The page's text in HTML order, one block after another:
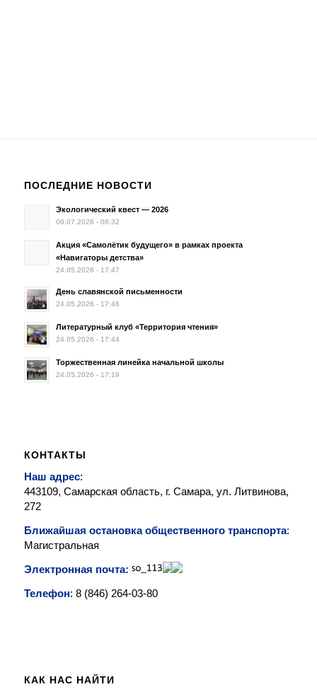
ПОСЛЕДНИЕ НОВОСТИ
Экологический квест — 2026
06.07.2026 - 08:32
Акция «Самолётик будущего» в рамках проекта
«Навигаторы детства»
24.05.2026 - 17:47
День славянской письменности
24.05.2026 - 17:46
Литературный клуб «Территория чтения»
24.05.2026 - 17:44
Торжественная линейка начальной школы
24.05.2026 - 17:19
КОНТАКТЫ
Наш адрес:
443109, Самарская область, г. Самара, ул. Литвинова,
272
Ближайшая остановка общественного транспорта:
Магистральная
Электронная почта:
Телефон: 8 (846) 264-03-80
КАК НАС НАЙТИ